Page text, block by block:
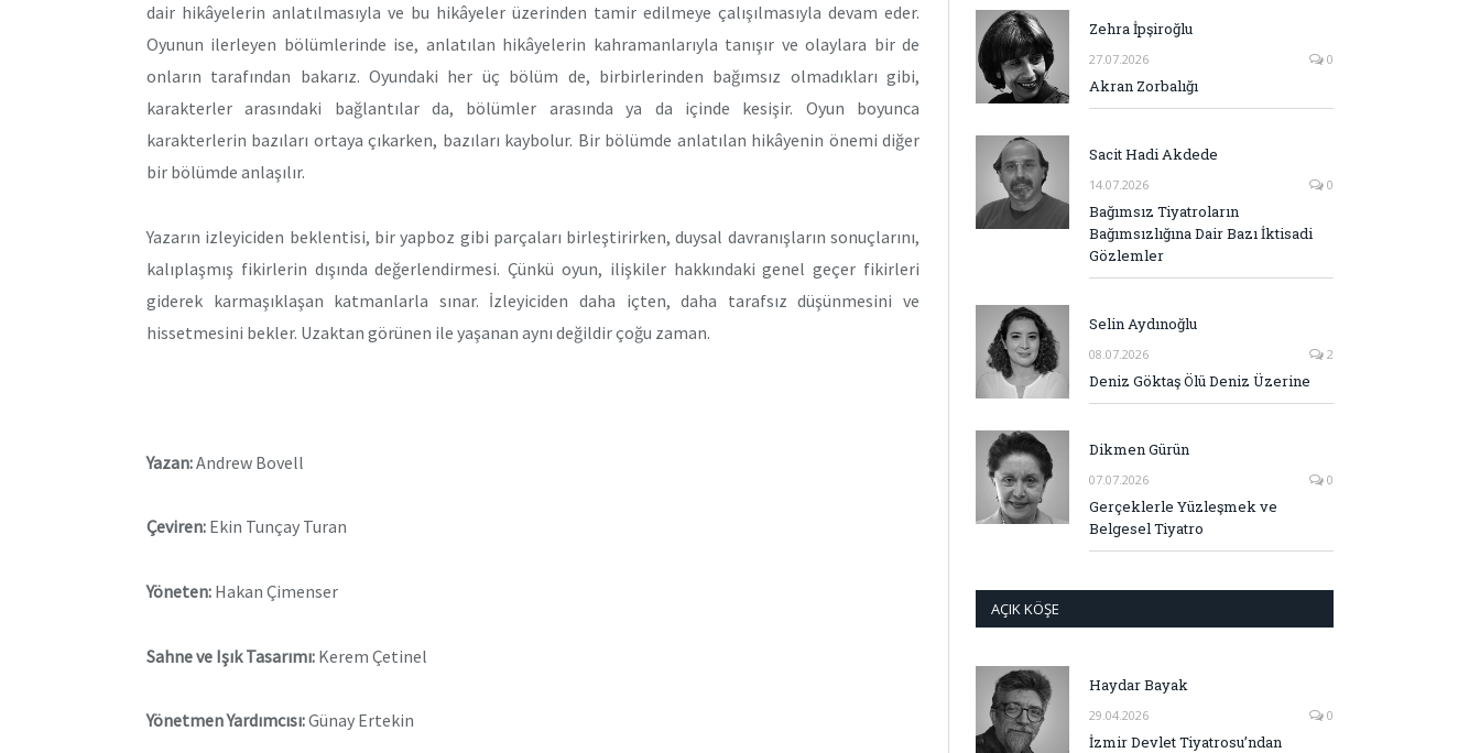
dair hikâyelerin anlatılmasıyla ve bu hikâyeler üzerinden tamir edilmeye çalışılmasıyla devam eder.
Oyunun ilerleyen bölümlerinde ise, anlatılan hikâyelerin kahramanlarıyla tanışır ve olaylara bir de
onların tarafından bakarız. Oyundaki her üç bölüm de, birbirlerinden bağımsız olmadıkları gibi,
karakterler arasındaki bağlantılar da, bölümler arasında ya da içinde kesişir. Oyun boyunca
karakterlerin bazıları ortaya çıkarken, bazıları kaybolur. Bir bölümde anlatılan hikâyenin önemi diğer
bir bölümde anlaşılır.
Yazarın izleyiciden beklentisi, bir yapboz gibi parçaları birleştirirken, duysal davranışların sonuçlarını,
kalıplaşmış fikirlerin dışında değerlendirmesi. Çünkü oyun, ilişkiler hakkındaki genel geçer fikirleri
giderek karmaşıklaşan katmanlarla sınar. İzleyiciden daha içten, daha tarafsız düşünmesini ve
hissetmesini bekler. Uzaktan görünen ile yaşanan aynı değildir çoğu zaman.
Yazan:Andrew Bovell
Çeviren: Ekin Tunçay Turan
Yöneten: Hakan Çimenser
Sahne ve Işık Tasarımı: Kerem Çetinel
Yönetmen Yardımcısı:Günay Ertekin
Zehra İpşiroğlu
27.07.2026 0
Akran Zorbalığı
Sacit Hadi Akdede
14.07.2026 0
Bağımsız Tiyatroların
Bağımsızlığına Dair Bazı İktisadi
Gözlemler
Selin Aydınoğlu
08.07.2026 2
Deniz Göktaş Ölü Deniz Üzerine
Dikmen Gürün
07.07.2026 0
Gerçeklerle Yüzleşmek ve
Belgesel Tiyatro
AÇIK KÖŞE
Haydar Bayak
29.04.2026 0
İzmir Devlet Tiyatrosu’ndan